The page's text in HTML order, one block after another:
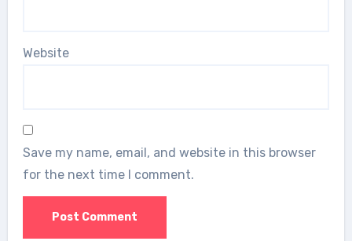
Website
Save my name, email, and website in this browser
for the next time I comment.